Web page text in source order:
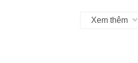
Xem thêm